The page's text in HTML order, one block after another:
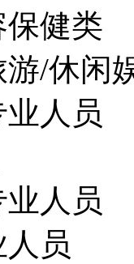
保健类
/休闲
人员
人员
员